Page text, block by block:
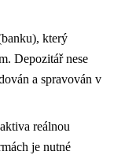
který
Depozitář nese
a spravován v
reálnou
je nutné